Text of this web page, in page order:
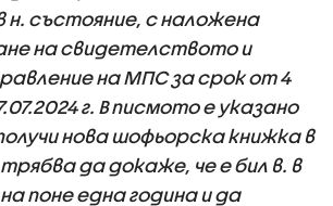
н. състояние, с наложена
на свидетелството и
на МПС за срок от 4
г. В писмото е указано
нова шофьорска книжка в
да докаже, че е бил в. в
поне една година и да